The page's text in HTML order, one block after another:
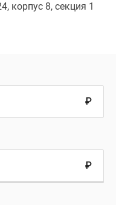
корпус 8, секция 1
₽
₽